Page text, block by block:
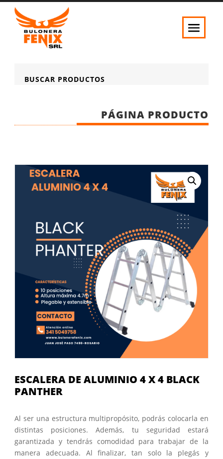
BUSCAR PRODUCTOS
PÁGINA PRODUCTO
ESCALERA DE ALUMINIO 4 X 4 BLACK
PANTHER
Al ser una estructura multipropósito, podrás colocarla en
distintas posiciones. Además, tu seguridad estará
garantizada y tendrás comodidad para trabajar de la
manera adecuada. Al finalizar, tan solo la plegás y